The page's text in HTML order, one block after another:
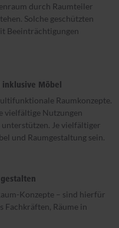
durch Raumteiler
Solche geschützten
Beeinträchtigungen
Möbel
Raumkonzepte.
vielfältige Nutzungen
Je vielfältiger
und Raumgestaltung sein.
Konzepte – sind hierfür
Fachkräften, Räume in